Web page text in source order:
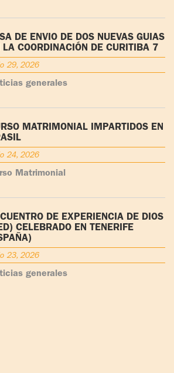
DE ENVÍO DE DOS NUEVAS GUÍAS
LA COORDINACIÓN DE CURITIBA 7
29, 2026
generales
MATRIMONIAL IMPARTIDOS EN
24, 2026
Matrimonial
DE EXPERIENCIA DE DIOS
CELEBRADO EN TENERIFE
23, 2026
generales